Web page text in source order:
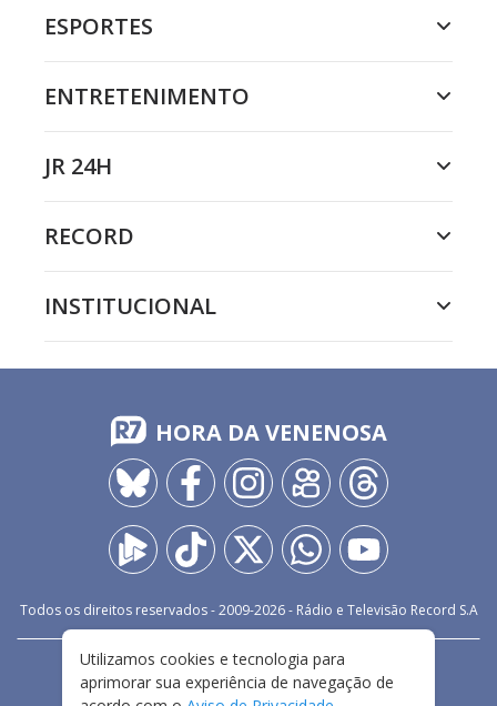
ESPORTES
ENTRETENIMENTO
JR 24H
RECORD
INSTITUCIONAL
HORA DA VENENOSA
Todos os direitos reservados - 2009-2026- Rádio e Televisão Record S.A
FALE CONOSCO
PRIVACIDADE
TERMOS E CONDIÇÕES DE USO
Utilizamos cookies e tecnologia para
aprimorar sua experiência de navegação de